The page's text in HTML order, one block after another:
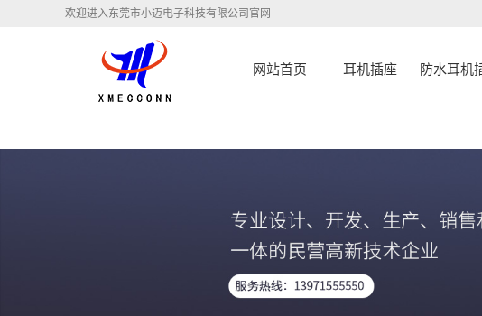
欢迎进入东莞市小迈电子科技有限公司官网
网站首页 耳机插座 防水耳机